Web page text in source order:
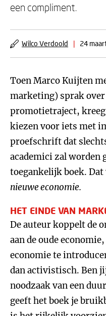
een compliment.
Wilco Verdoold | 24
Toen Marco Kuijten
marketing) sprak
promotietraject,
kiezen voor iets met
proefschrift dat
academici zal worden
toegankelijk boek.
nieuwe economie.
HET EINDE VAN
De auteur koppelt de
aan de oude
economie te
dan activistisch. Ben
noodzaak van een
geeft het boek je